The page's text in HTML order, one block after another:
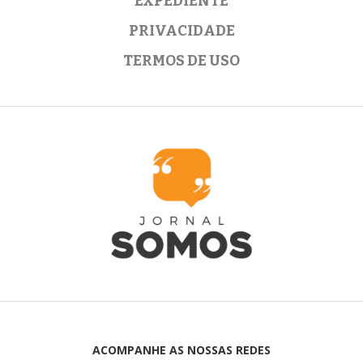
PRIVACIDADE
TERMOS DE USO
ACOMPANHE AS NOSSAS REDES